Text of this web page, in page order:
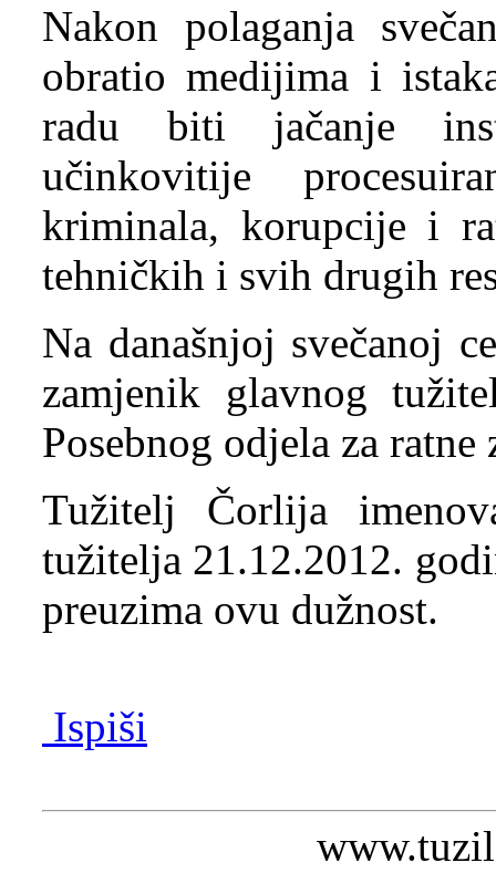
Nakon polaganja
obratio medijima i
radu biti jačanje
učinkovitije
kriminala, korupcije i
tehničkih i svih drugih
Na današnjoj svečanoj
zamjenik glavnog
Posebnog odjela za
Tužitelj Čorlija
tužitelja 21.12.2012.
preuzima ovu dužnost.
Ispiši